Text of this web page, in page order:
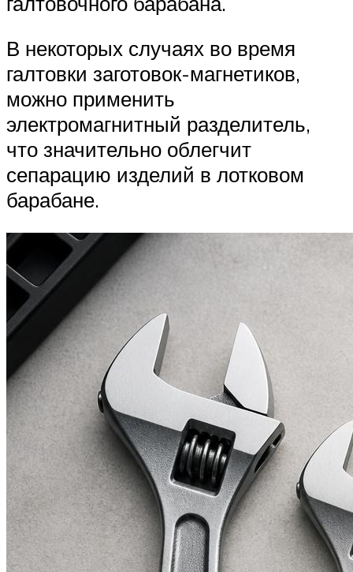
В некоторых случаях во время
галтовки заготовок-магнетиков,
можно применить
электромагнитный разделитель,
что значительно облегчит
сепарацию изделий в лотковом
барабане.